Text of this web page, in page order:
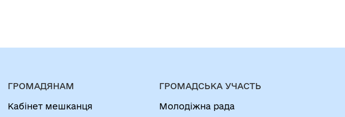
ГРОМАДЯНАМ
Кабінет мешканця
ГРОМАДСЬКА УЧАСТЬ
Молодіжна рада